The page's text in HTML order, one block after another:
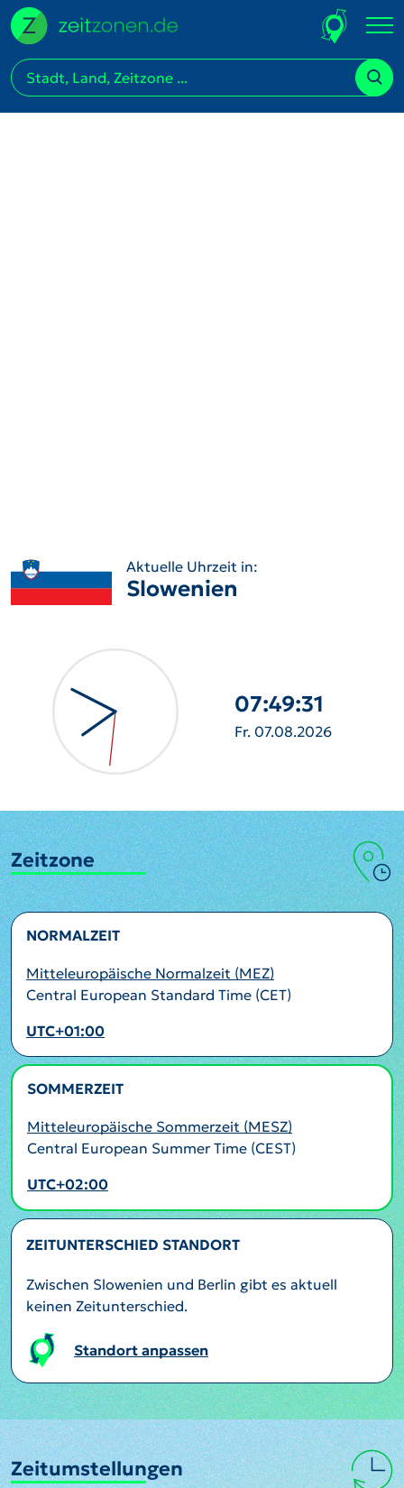
Aktuelle Uhrzeit in:
Slowenien
07:49:32
Fr. 07.08.2026
Zeitzone
NORMALZEIT
Mitteleuropäische Normalzeit (MEZ)
Central European Standard Time (CET)
UTC+01:00
SOMMERZEIT
Mitteleuropäische Sommerzeit (MESZ)
Central European Summer Time (CEST)
UTC+02:00
ZEITUNTERSCHIED STANDORT
Zwischen Slowenien und Berlin gibt es aktuell
keinen Zeitunterschied.
Standort anpassen
Zeitumstellungen